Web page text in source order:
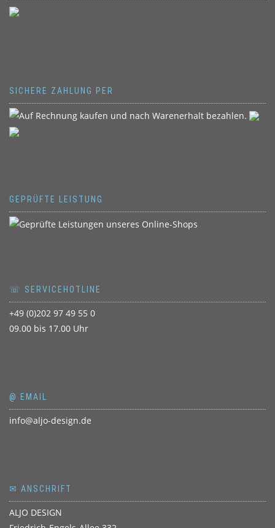
SICHERE ZAHLUNG PER
GEPRÜFTE LEISTUNG
☏ SERVICEHOTLINE
+49 (0)202 97 49 55 0
09.00 bis 17.00 Uhr
@ EMAIL
info@aljo-design.de
✉ ANSCHRIFT
ALJO DESIGN